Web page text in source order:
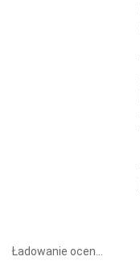
Ładowanie ocen...